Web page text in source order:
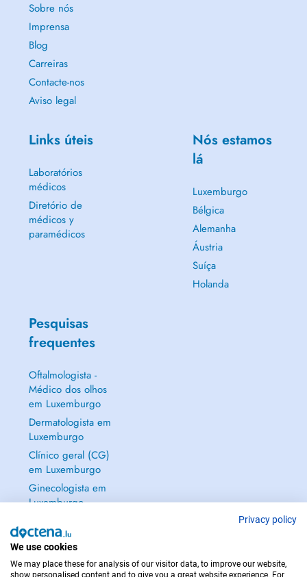
Sobre nós
Imprensa
Blog
Carreiras
Contacte-nos
Aviso legal
Links úteis
Laboratórios
médicos
Diretório de
médicos y
paramédicos
Nós estamos
lá
Luxemburgo
Bélgica
Alemanha
Áustria
Suíça
Holanda
Pesquisas
frequentes
Oftalmologista -
Médico dos olhos
em Luxemburgo
Dermatologista em
Luxemburgo
Clínico geral (CG)
em Luxemburgo
Ginecologista em
Luxemburgo
Privacy policy
We use cookies
We may place these for analysis of our visitor data, to improve our website,
show personalised content and to give you a great website experience. For